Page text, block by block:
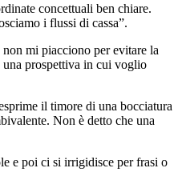
concettuali ben chiare.
i flussi di cassa”.
mi piacciono per evitare la
una prospettiva in cui voglio
il timore di una bocciatura
Non è detto che una
e poi ci si irrigidisce per frasi o